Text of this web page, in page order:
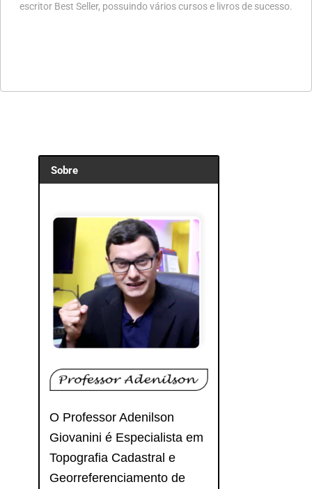
escritor Best Seller, possuindo vários cursos e livros de sucesso.
Sobre
O Professor Adenilson
Giovanini é Especialista em
Topografia Cadastral e
Georreferenciamento de